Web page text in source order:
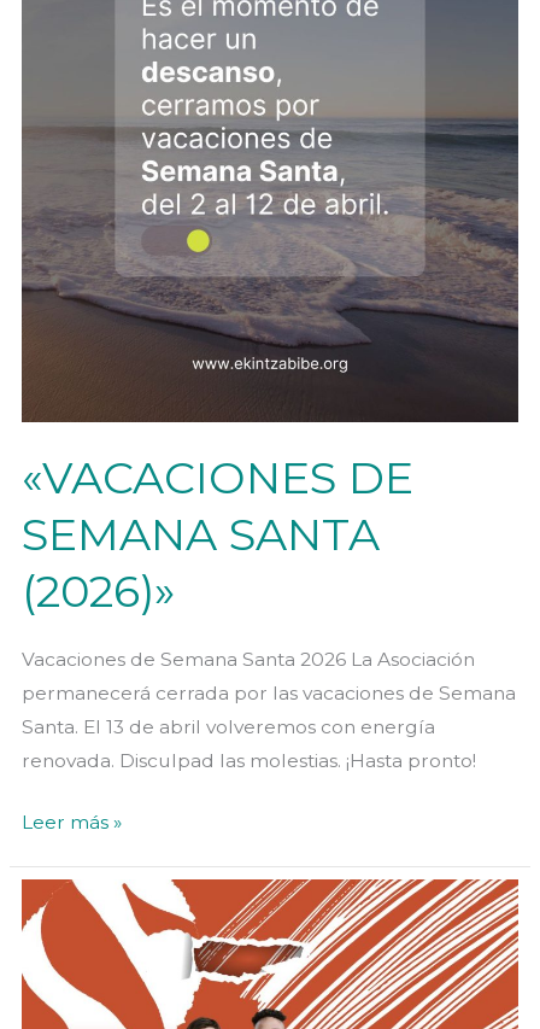
«VACACIONES DE
SEMANA SANTA
(2026)»
Vacaciones de Semana Santa 2026 La Asociación
permanecerá cerrada por las vacaciones de Semana
Santa. El 13 de abril volveremos con energía
renovada. Disculpad las molestias. ¡Hasta pronto!
«VACACIONES
SEMANA
SANTA
(2026)»
Leer más »